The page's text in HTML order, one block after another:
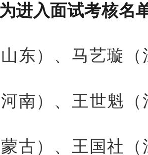
进入面试考核名
东）、马艺璇（
南）、王世魁（
古）、王国社（